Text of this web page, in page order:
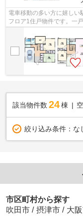
電車移動の多い方に嬉しい
フロア1住戸物件です。一
該当物件数 24棟
絞り込み条件： な
市区町村から探す
吹田市 / 摂津市 / 大